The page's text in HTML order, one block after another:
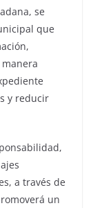
se
que
y reducir
a través de
un